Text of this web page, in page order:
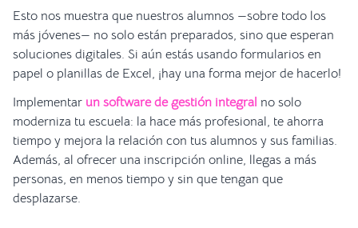
Esto nos muestra que nuestros alumnos —sobre todo los
más jóvenes— no solo están preparados, sino que esperan
soluciones digitales. Si aún estás usando formularios en
papel o planillas de Excel, ¡hay una forma mejor de hacerlo!
Implementar un software de gestión integral no solo
moderniza tu escuela: la hace más profesional, te ahorra
tiempo y mejora la relación con tus alumnos y sus familias.
Además, al ofrecer una inscripción online, llegas a más
personas, en menos tiempo y sin que tengan que
desplazarse.